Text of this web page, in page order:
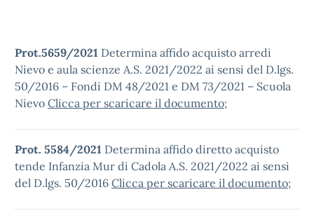
Prot.5659/2021 Determina affido acquisto arredi
Nievo e aula scienze A.S. 2021/2022 ai sensi del D.lgs.
50/2016 – Fondi DM 48/2021 e DM 73/2021 – Scuola
Nievo Clicca per scaricare il documento;
Prot. 5584/2021 Determina affido diretto acquisto
tende Infanzia Mur di Cadola A.S. 2021/2022 ai sensi
del D.lgs. 50/2016 Clicca per scaricare il documento;